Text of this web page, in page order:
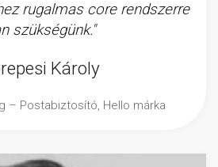
rugalmas core rendszerre
szükségünk."
Károly
– Postabiztosító, Hello márka